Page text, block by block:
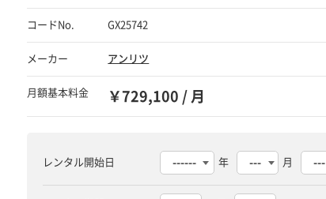
コードNo. GX25742
メーカー アンリツ
月額基本料金 ￥729,100 / 月
レンタル開始日 年 月